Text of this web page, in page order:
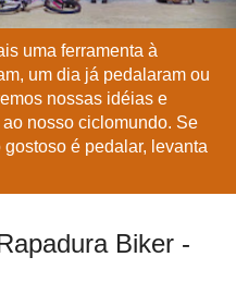
uma ferramenta à
um dia já pedalaram ou
nossas idéias e
nosso ciclomundo. Se
é pedalar, levanta
Biker -